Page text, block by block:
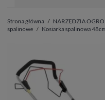
Strona główna NARZĘDZIA
spalinowe
Kosiarka spalinowa